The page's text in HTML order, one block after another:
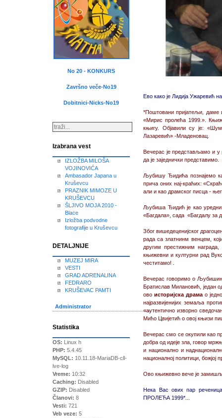
No 20 - KONKURS
Završno veče-No19
Dobitnici-Nicks-No19
Izabrana vest
IZLOŽBA MILOŠA
VOJINOVIĆA
Ambasador Japana u
Kruševcu
PRAZNIK MIMOZE U
KRUŠEVCU
ŠLJIVO MOJA 2010 -
Blace
Izložba podvodne
fotografije u Kruševcu
DETALJNIJE
MUZEJ MIRA
VESTI
GRAD ADRENALINA
FEDRARO
KRUŠEVAC PAMTI
Administrator
Statistika
OS: Linux h
PHP: 5.4.45
MySQL: 10.11.18-MariaDB-cll-
lve-log
Vreme: 10:32
Caching: Disabled
GZIP: Disabled
Članovi: 8
Vesti: 721
Veb veze: 5
Ево како је Лидија Ужаревић
*Поштовани пријатељи,
«Мирис пролећа 1999.».
књигу. Објавили су је:
Лазаревић» -Младеновац.
Вечерас је представљамо и
да је заjеднички представимо.
Љубишу Ђидића познајемо
прича оних нај-краћих:
али и као драмског писца -
Љубиша Ђидић је као
«Багдала», сада «Багдалу за
Због вишедеценијског
рада са златнинм венцем,
другим престижним
књижевни и културни рад
честитамо! .
Вечерас говоримо о
Братислав Милановић, један
овоисторијска драмао
најразвијенијих земаља
«аутентично изворно
Мићо Цвијетић о овој књизи
Вечерас смо се окупили као
добра од идеје зла, говор
и национално и
националној политици, божјој
Ово књижевно вече је
Нека Вас ових пар
ПРОЛЕЋА 1999*...